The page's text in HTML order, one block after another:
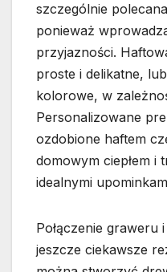
szczególnie
ponieważ
przyjazności.
proste i delikatne,
kolorowe, w
Personalizowane
ozdobione haftem
domowym ciepłem i
idealnymi
Połączenie graweru
jeszcze ciekawsze